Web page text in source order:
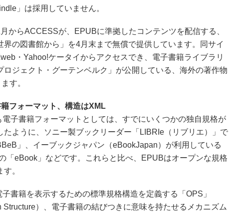
」は採用していません。
からACCESSが、EPUBに準拠したコンテンツを配信する、
界の図書館から」を4月末まで無償で提供しています。同サイ
・Yahoo!ケータイからアクセスでき、電子書籍ライブラリ
ロジェクト・グーテンベルク」が公開している、海外の著作物
す。
フォーマット、構造はXML
子書籍フォーマットとしては、すでにいくつかの独自規格が
たように、ソニー製ブックリーダー「LIBRIe（リブリエ）」で
」、イーブックジャパン（eBookJapan）が利用している
「eBook」などです。これらと比べ、EPUBはオープンな規格
。
書籍を表示するための標準規格構造を定義する「OPS」
Structure）、電子書籍の結びつきに意味を持たせるメカニズム